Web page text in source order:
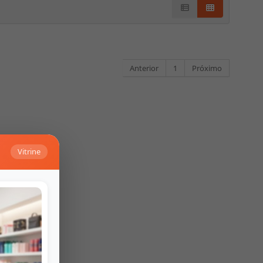
Vitrine
Anterior 1 Próximo